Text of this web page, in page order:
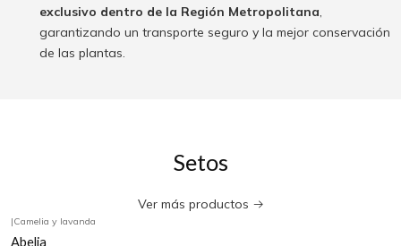
exclusivo dentro de la Región Metropolitana,
garantizando un transporte seguro y la mejor conservación
de las plantas.
Setos
Ver más productos
|Camelia y lavanda
Abelia